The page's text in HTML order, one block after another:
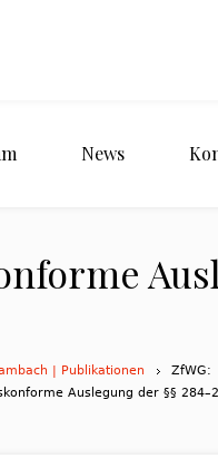
News
| Publikationen
ZfWG:
Auslegung der §§